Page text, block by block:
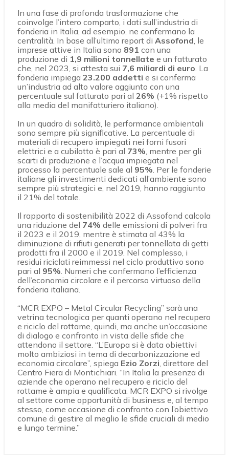
In una fase di profonda trasformazione che
coinvolge l’intero comparto, i dati sull’industria di
fonderia in Italia, ad esempio, ne confermano la
centralità. In base all’ultimo report diAssofond , le
imprese attive in Italia sono 891 con una
produzione di 1,9 milioni tonnellate e un fatturato
che, nel 2023, si attesta sui 7,6 miliardi di euro . La
fonderia impiega23.200 addetti e si conferma
un’industria ad alto valore aggiunto con una
percentuale sul fatturato pari al26% (+1% rispetto
alla media del manifatturiero italiano).
In un quadro di solidità, le performance ambientali
sono sempre più significative. La percentuale di
materiali di recupero impiegati nei forni fusori
elettrici e a cubilotto è pari al 73% , mentre per gli
scarti di produzione e l’acqua impiegata nel
processo la percentuale sale al 95% . Per le fonderie
italiane gli investimenti dedicati all’ambiente sono
sempre più strategici e, nel 2019, hanno raggiunto
il 21% del totale.
Il rapporto di sostenibilità 2022 di Assofond calcola
una riduzione del 74% delle emissioni di polveri fra
il 2023 e il 2019, mentre è stimata al 43% la
diminuzione di rifiuti generati per tonnellata di getti
prodotti fra il 2000 e il 2019. Nel complesso, i
residui riciclati reimmessi nel ciclo produttivo sono
pari al 95% . Numeri che confermano l’efficienza
dell’economia circolare e il percorso virtuoso della
fonderia italiana.
“MCR EXPO – Metal Circular Recycling” sarà una
vetrina tecnologica per quanti operano nel recupero
e riciclo del rottame, quindi, ma anche un’occasione
di dialogo e confronto in vista delle sfide che
attendono il settore. “L’Europa si è data obiettivi
molto ambiziosi in tema di decarbonizzazione ed
economia circolare”, spiega Ezio Zorzi , direttore del
Centro Fiera di Montichiari. “In Italia la presenza di
aziende che operano nel recupero e riciclo del
rottame è ampia e qualificata. MCR EXPO si rivolge
al settore come opportunità di business e, al tempo
stesso, come occasione di confronto con l’obiettivo
comune di gestire al meglio le sfide cruciali di medio
e lungo termine.”